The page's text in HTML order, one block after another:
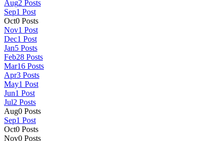
Aug2 Posts
Sep1 Post
Oct0 Posts
Nov1 Post
Dec1 Post
Jan5 Posts
Feb28 Posts
Mar16 Posts
Apr3 Posts
May1 Post
Jun1 Post
Jul2 Posts
Aug0 Posts
Sep1 Post
Oct0 Posts
Nov0 Posts